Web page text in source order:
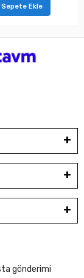
Sepete Ekle
gönderimi